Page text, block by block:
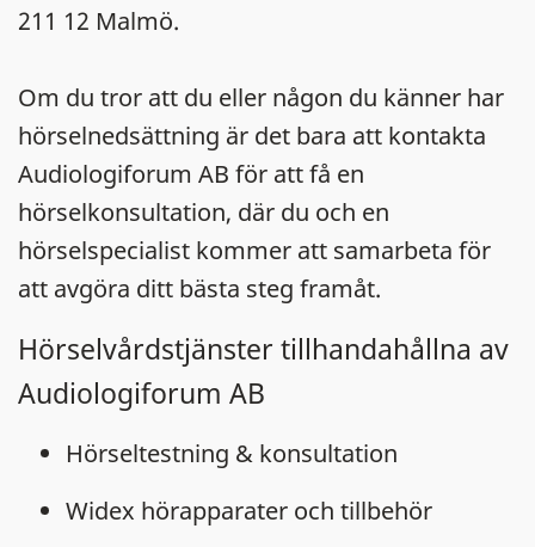
211 12 Malmö.
Om du tror att du eller någon du känner har
hörselnedsättning är det bara att kontakta
Audiologiforum AB för att få en
hörselkonsultation, där du och en
hörselspecialist kommer att samarbeta för
att avgöra ditt bästa steg framåt.
Hörselvårdstjänster tillhandahållna av
Audiologiforum AB
Hörseltestning & konsultation
Widex hörapparater och tillbehör